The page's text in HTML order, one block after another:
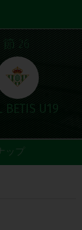
26
ップ